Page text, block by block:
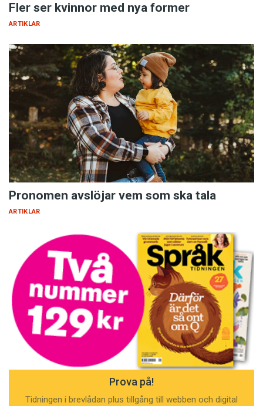
Fler ser kvinnor med nya former
ARTIKLAR
Pronomen avslöjar vem som ska tala
ARTIKLAR
Prova på!
Tidningen i brevlådan plus tillgång till webben och digital